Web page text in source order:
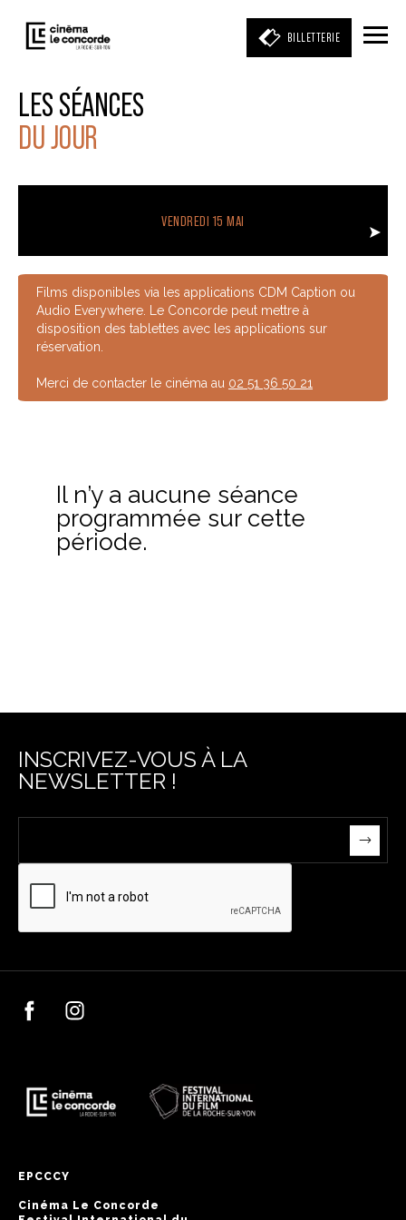
BILLETTERIE
Entrez votre mot clé
LES SÉANCES
DU JOUR
VENDREDI 15 MAI
Films disponibles via les applications CDM Caption ou
Audio Everywhere. Le Concorde peut mettre à
disposition des tablettes avec les applications sur
réservation.
Merci de contacter le cinéma au 02 51 36 50 21
Il n’y a aucune séance
programmée sur cette
période.
INSCRIVEZ-VOUS À LA
NEWSLETTER !
EPCCCY
Cinéma Le Concorde